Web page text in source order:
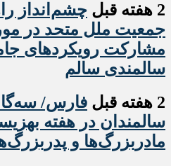
2 هفته قبل
چشم‌انداز
جمعیت ملل متحد در
مشارکت رویکردهای
سالمندی سالم
2 هفته قبل
فارس/
سالمندان در هفته
مادربزرگ‌ها و